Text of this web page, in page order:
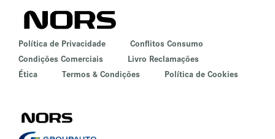
Política de Privacidade
Conflitos Consumo
Condições Comerciais
Livro Reclamações
Ética
Termos & Condições Política de Cookies